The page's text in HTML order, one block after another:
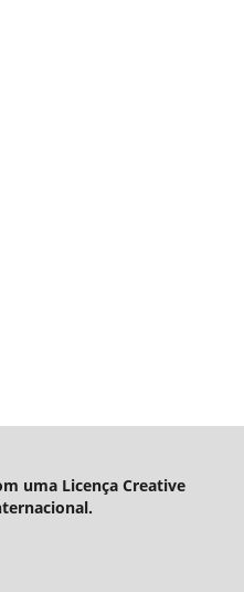
uma Licença Creative